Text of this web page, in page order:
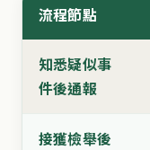
流程節點
知悉疑似事
件後通報
接獲檢舉後